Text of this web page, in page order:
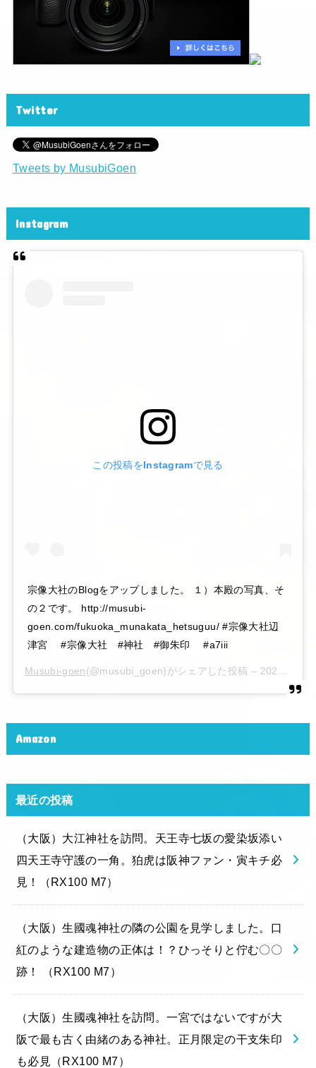
Twitter
Tweets by MusubiGoen
Instagram
この投稿をInstagramで見る
宗像大社のBlogをアップしました。 １）本殿の写真、そ
の２です。 http://musubi-
goen.com/fukuoka_munakata_hetsuguu/ #宗像大社辺
津宮 #宗像大社 #神社 #御朱印 #a7iii
Musubi-goen(@musubi_goen)がシェアした投稿 – 2020年 6月月6日午後10時15分PDT
Amazon
最近の投稿
（大阪）大江神社を訪問。天王寺七坂の愛染坂添い
四天王寺守護の一角。狛虎は阪神ファン・寅キチ必
見！（RX100 M7）
（大阪）生國魂神社の隣の公園を見学しました。口
紅のような建造物の正体は！？ひっそりと佇む〇〇
跡！ （RX100 M7）
（大阪）生國魂神社を訪問。一宮ではないですが大
阪で最も古く由緒のある神社。正月限定の干支朱印
も必見（RX100 M7）